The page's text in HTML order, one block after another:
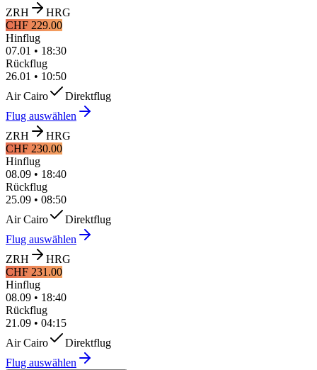
ZRH
HRG
CHF 229.00
Hinflug
07.01 • 18:30
Rückflug
26.01 • 10:50
Air Cairo
Direktflug
Flug auswählen
ZRH
HRG
CHF 230.00
Hinflug
08.09 • 18:40
Rückflug
25.09 • 08:50
Air Cairo
Direktflug
Flug auswählen
ZRH
HRG
CHF 231.00
Hinflug
08.09 • 18:40
Rückflug
21.09 • 04:15
Air Cairo
Direktflug
Flug auswählen